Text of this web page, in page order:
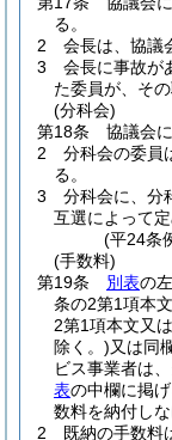
る。
2
会長は、協議
3
会長に事故が
た委員が、そ
(分科会)
第18条
協議会
2
分科会の委員
る。
3
分科会に、分
互選によって定
(平24条
(手数料)
第19条
別表の
条の2第1項本
2第1項本文又
除く。)又は同
ビス事業者は
表の中欄に掲げ
数料を納付しな
2
既納の手数料